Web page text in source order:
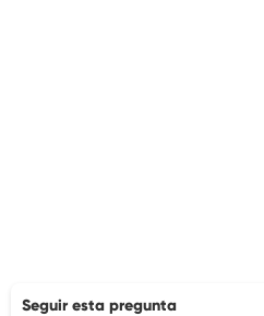
Seguir esta pregunta